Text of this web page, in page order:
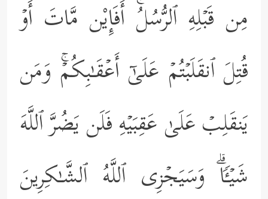
مِن قَبۡلِهِ ٱلرُّسُلُۚ أَفَإِیْن مَّاتَ أَوۡ
قُتِلَ ٱنقَلَبۡتُمۡ عَلَىٰۤ أَعۡقَـٰبِكُمۡۚ وَمَن
یَنقَلِبۡ عَلَىٰ عَقِبَیۡهِ فَلَن یَضُرَّ ٱللَّهَ
شَیۡـࣰٔاۗ وَسَیَجۡزِی ٱللَّهُ ٱلشَّـٰكِرِینَ